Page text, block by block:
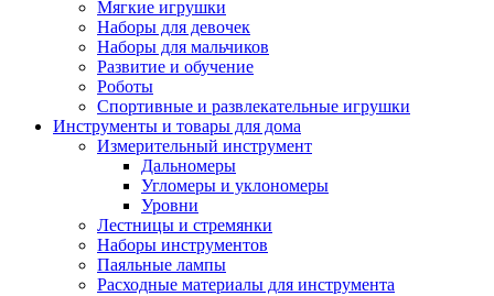
Мягкие игрушки
Наборы для девочек
Наборы для мальчиков
Развитие и обучение
Роботы
Спортивные и развлекательные игрушки
Инструменты и товары для дома
Измерительный инструмент
Дальномеры
Угломеры и уклономеры
Уровни
Лестницы и стремянки
Наборы инструментов
Паяльные лампы
Расходные материалы для инструмента